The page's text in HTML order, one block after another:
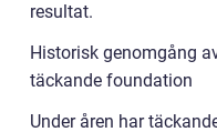
resultat.
Historisk genomgång
täckande foundation
Under åren har